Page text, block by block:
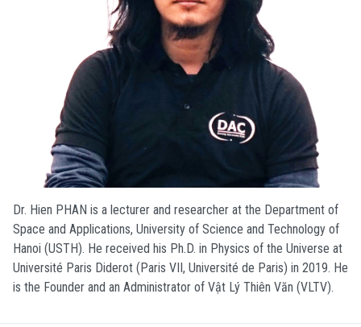
Dr. Hien PHAN is a lecturer and researcher at the Department of
Space and Applications, University of Science and Technology of
Hanoi (USTH). He received his Ph.D. in Physics of the Universe at
Université Paris Diderot (Paris VII, Université de Paris) in 2019. He
is the Founder and an Administrator of Vật Lý Thiên Văn (VLTV).